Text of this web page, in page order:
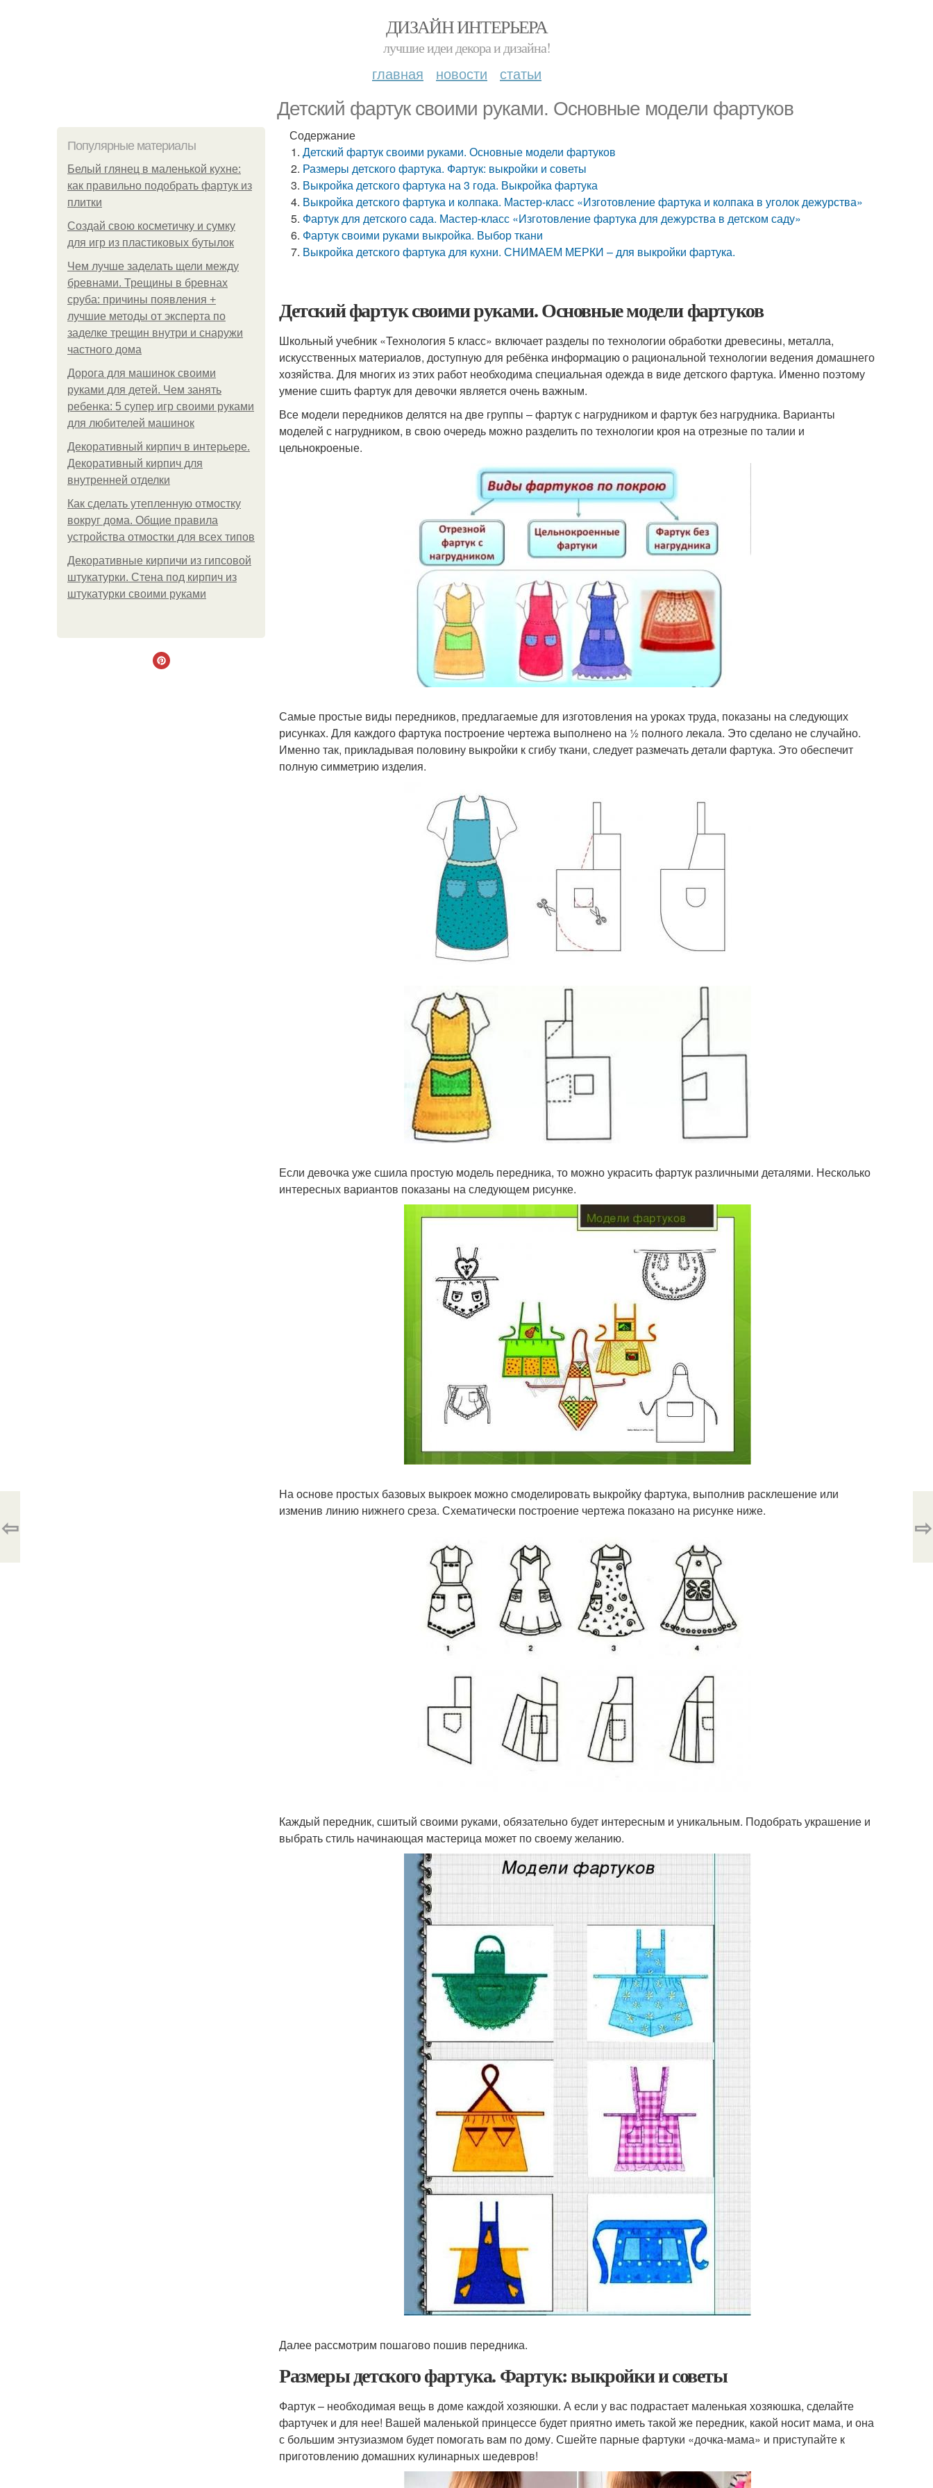
ДИЗАЙН ИНТЕРЬЕРА
лучшие идеи декора и дизайна!
главная новости статьи
Детский фартук своими руками. Основные модели фартуков
Популярные материалы
Белый глянец в маленькой кухне:
как правильно подобрать фартук из
плитки
Создай свою косметичку и сумку
для игр из пластиковых бутылок
Чем лучше заделать щели между
бревнами. Трещины в бревнах
сруба: причины появления +
лучшие методы от эксперта по
заделке трещин внутри и снаружи
частного дома
Дорога для машинок своими
руками для детей. Чем занять
ребенка: 5 супер игр своими руками
для любителей машинок
Декоративный кирпич в интерьере.
Декоративный кирпич для
внутренней отделки
Как сделать утепленную отмостку
вокруг дома. Общие правила
устройства отмостки для всех типов
Декоративные кирпичи из гипсовой
штукатурки. Стена под кирпич из
штукатурки своими руками
Содержание
Детский фартук своими руками. Основные модели фартуков
Размеры детского фартука. Фартук: выкройки и советы
Выкройка детского фартука на 3 года. Выкройка фартука
Выкройка детского фартука и колпака. Мастер-класс «Изготовление фартука и колпака в уголок дежурства»
Фартук для детского сада. Мастер-класс «Изготовление фартука для дежурства в детском саду»
Фартук своими руками выкройка. Выбор ткани
Выкройка детского фартука для кухни. СНИМАЕМ МЕРКИ – для выкройки фартука.
Детский фартук своими руками. Основные модели фартуков
Школьный учебник «Технология 5 класс» включает разделы по технологии обработки древесины, металла,
искусственных материалов, доступную для ребёнка информацию о рациональной технологии ведения домашнего
хозяйства. Для многих из этих работ необходима специальная одежда в виде детского фартука. Именно поэтому
умение сшить фартук для девочки является очень важным.
Все модели передников делятся на две группы – фартук с нагрудником и фартук без нагрудника. Варианты
моделей с нагрудником, в свою очередь можно разделить по технологии кроя на отрезные по талии и
цельнокроеные.
Самые простые виды передников, предлагаемые для изготовления на уроках труда, показаны на следующих
рисунках. Для каждого фартука построение чертежа выполнено на 1⁄2 полного лекала. Это сделано не случайно.
Именно так, прикладывая половину выкройки к сгибу ткани, следует размечать детали фартука. Это обеспечит
полную симметрию изделия.
Если девочка уже сшила простую модель передника, то можно украсить фартук различными деталями. Несколько
интересных вариантов показаны на следующем рисунке.
На основе простых базовых выкроек можно смоделировать выкройку фартука, выполнив расклешение или
изменив линию нижнего среза. Схематически построение чертежа показано на рисунке ниже.
Каждый передник, сшитый своими руками, обязательно будет интересным и уникальным. Подобрать украшение и
выбрать стиль начинающая мастерица может по своему желанию.
Далее рассмотрим пошагово пошив передника.
Размеры детского фартука. Фартук: выкройки и советы
Фартук – необходимая вещь в доме каждой хозяюшки. А если у вас подрастает маленькая хозяюшка, сделайте
фартучек и для нее! Вашей маленькой принцессе будет приятно иметь такой же передник, какой носит мама, и она
с большим энтузиазмом будет помогать вам по дому. Сшейте парные фартуки «дочка-мама» и приступайте к
приготовлению домашних кулинарных шедевров!
⇦ ⇨